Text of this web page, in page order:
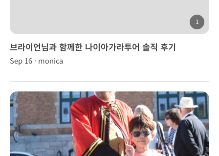
1
브라이언님과 함께한 나이아가라투어 솔직 후기
Sep 16 · monica